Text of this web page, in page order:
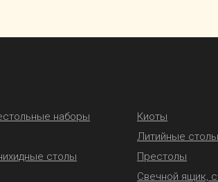
наборы
столы
Киоты
Литийные
Престолы
Свечной ящик,